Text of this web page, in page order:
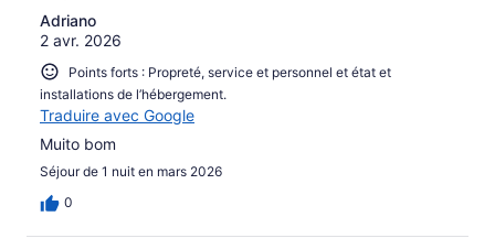
Adriano
2 avr. 2026
Points forts : Propreté, service et personnel et état et
installations de l’hébergement.
Traduire avec Google
Muito bom
Séjour de 1 nuit en mars 2026
0